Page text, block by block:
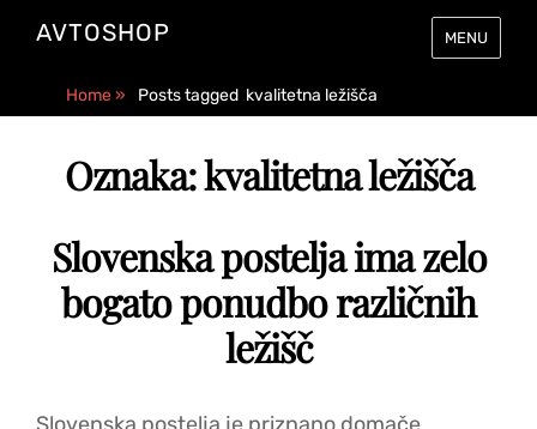
AVTOSHOP MENU
Home» Posts tagged kvalitetna ležišča
Oznaka:kvalitetna ležišča
Slovenska postelja ima zelo
bogato ponudbo različnih
ležišč